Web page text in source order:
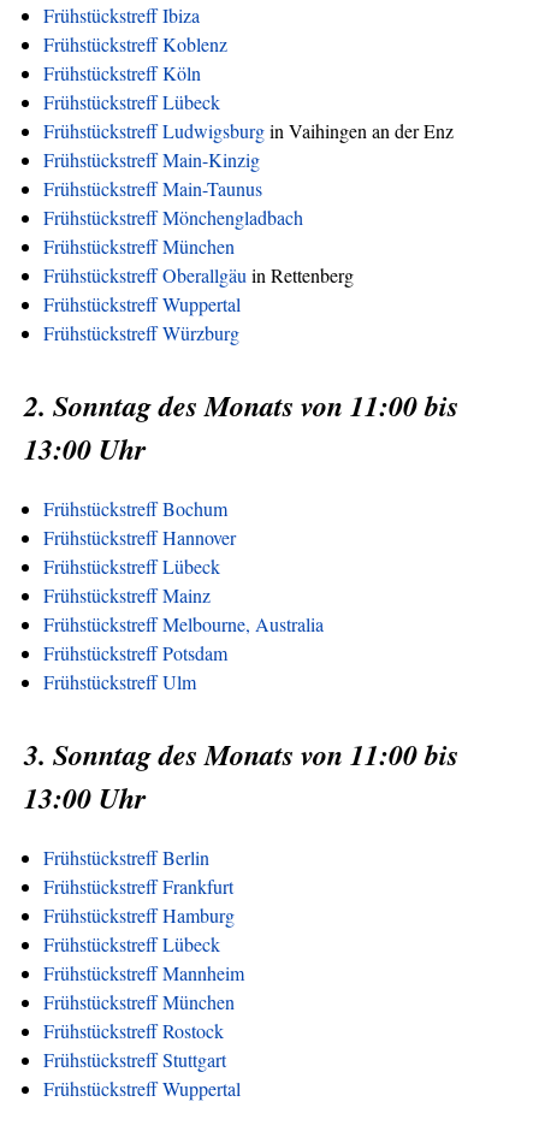
Frühstückstreff Ibiza
Frühstückstreff Koblenz
Frühstückstreff Köln
Frühstückstreff Lübeck
Frühstückstreff Ludwigsburgin Vaihingen an der Enz
Frühstückstreff Main-Kinzig
Frühstückstreff Main-Taunus
Frühstückstreff Mönchengladbach
Frühstückstreff München
Frühstückstreff Oberallgäu in Rettenberg
Frühstückstreff Wuppertal
Frühstückstreff Würzburg
2. Sonntag des Monats von 11:00 bis
13:00 Uhr
Frühstückstreff Bochum
Frühstückstreff Hannover
Frühstückstreff Lübeck
Frühstückstreff Mainz
Frühstückstreff Melbourne, Australia
Frühstückstreff Potsdam
Frühstückstreff Ulm
3. Sonntag des Monats von 11:00 bis
13:00 Uhr
Frühstückstreff Berlin
Frühstückstreff Frankfurt
Frühstückstreff Hamburg
Frühstückstreff Lübeck
Frühstückstreff Mannheim
Frühstückstreff München
Frühstückstreff Rostock
Frühstückstreff Stuttgart
Frühstückstreff Wuppertal